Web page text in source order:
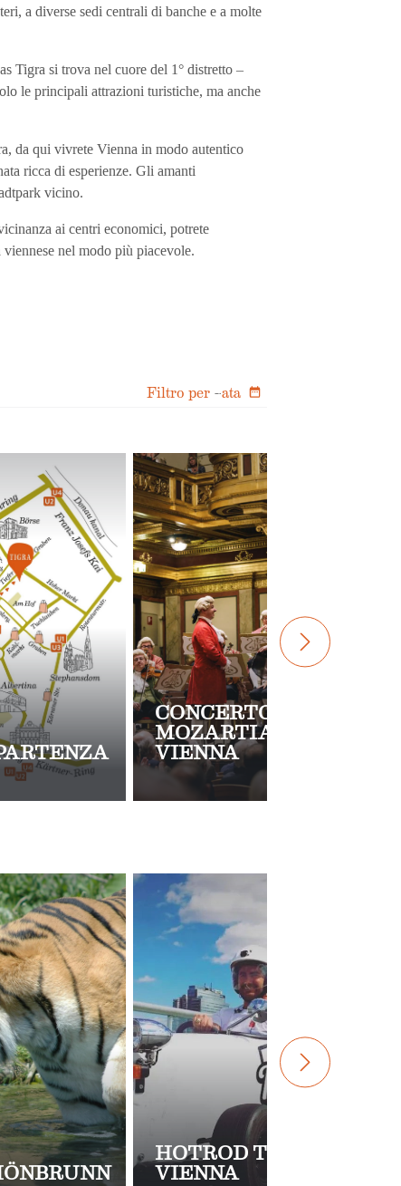
a diverse sedi centrali di banche e a molte
Tigra si trova nel cuore del 1° distretto –
le principali attrazioni turistiche, ma anche
da qui vivrete Vienna in modo autentico
ricca di esperienze. Gli amanti
vicino.
ai centri economici, potrete
nel modo più piacevole.
Filtro per ata
CONCERTO
MOZARTIANO A
VIENNA
HOTROD TOURS
VIENNA